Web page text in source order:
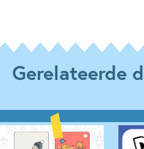
Gerelateerde